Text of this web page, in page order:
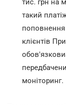
тис. грн на
такий
поповнення
клієнтів
моніторинг.